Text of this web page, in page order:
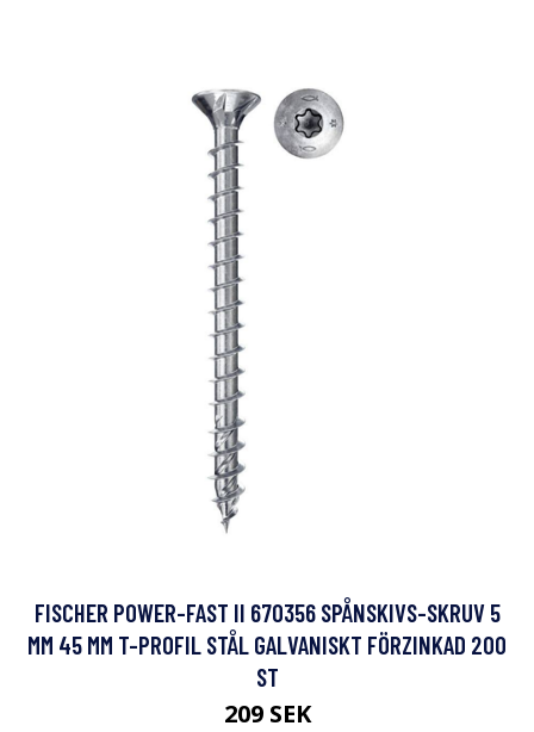
FISCHER POWER-FAST II 670356 SPÅNSKIVS-SKRUV 5
MM 45 MM T-PROFIL STÅL GALVANISKT FÖRZINKAD 200
ST
209 SEK